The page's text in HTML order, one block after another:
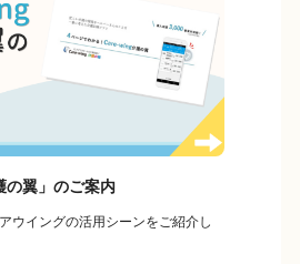
の翼」のご案内
ウイングの活用シーンをご紹介し